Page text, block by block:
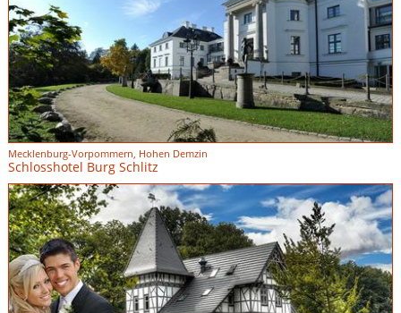
Mecklenburg-Vorpommern, Hohen Demzin
Schlosshotel Burg Schlitz